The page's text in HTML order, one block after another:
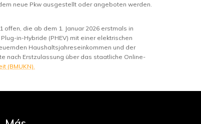
neue Pkw ausgestellt oder angeboten werden.
die ab dem 1. Januar 2026 erstmals in
in-Hybride (PHEV) mit einer elektrischen
Haushaltsjahreseinkommen und der
nach Erstzulassung über das staatliche Online-
(BMUKN).